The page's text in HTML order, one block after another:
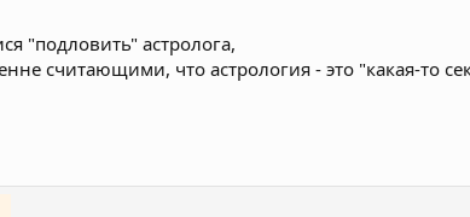
"подловить" астролога,
считающими, что астрология - это "какая-то